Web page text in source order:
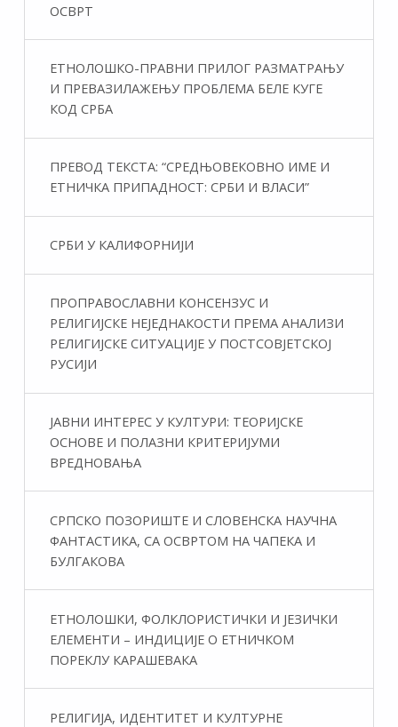
ОСВРТ
ЕТНОЛОШКО-ПРАВНИ ПРИЛОГ РАЗМАТРАЊУ
И ПРЕВАЗИЛАЖЕЊУ ПРОБЛЕМА БЕЛЕ КУГЕ
КОД СРБА
ПРЕВОД ТЕКСТА: “СРЕДЊОВЕКОВНО ИМЕ И
ЕТНИЧКА ПРИПАДНОСТ: СРБИ И ВЛАСИ”
СРБИ У КАЛИФОРНИЈИ
ПРОПРАВОСЛАВНИ КОНСЕНЗУС И
РЕЛИГИЈСКЕ НЕЈЕДНАКОСТИ ПРЕМА АНАЛИЗИ
РЕЛИГИЈСКЕ СИТУАЦИЈЕ У ПОСТСОВЈЕТСКОЈ
РУСИЈИ
ЈАВНИ ИНТЕРЕС У КУЛТУРИ: ТЕОРИЈСКЕ
ОСНОВЕ И ПОЛАЗНИ КРИТЕРИЈУМИ
ВРЕДНОВАЊА
СРПСКО ПОЗОРИШТЕ И СЛОВЕНСКА НАУЧНА
ФАНТАСТИКA, СА ОСВРТОМ НА ЧАПЕКА И
БУЛГАКОВА
ЕТНОЛОШКИ, ФОЛКЛОРИСТИЧКИ И ЈЕЗИЧКИ
ЕЛЕМЕНТИ – ИНДИЦИЈЕ О ЕТНИЧКОМ
ПОРЕКЛУ КАРАШЕВАКА
РЕЛИГИЈА, ИДЕНТИТЕТ И КУЛТУРНЕ